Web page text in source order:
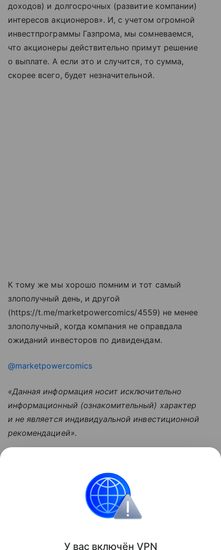
доходов) и долгосрочных (развитие компании)
интересов акционеров». И, с учетом огромной
инвестпрограммы Газпрома, мы сомневаемся,
что акционеры действительно примут решение
о выплате. А если это и случится, то сумма,
скорее всего, будет незначительной.
К тому же мы хорошо помним и тот самый
злополучный день, и другой
(https://t.me/marketpowercomics/4559) не менее
злополучный, когда компания не оправдала
ожиданий инвесторов по дивидендам.
@marketpowercomics
«Данная информация носит исключительно
информационный (ознакомительный) характер
и не является индивидуальной инвестиционной
рекомендацией».
Выручка: что нужно знать
предпринимателю
В статье разбираемся, что представляет собой
выручка и как ее рассчитать.
У вас включён VPN